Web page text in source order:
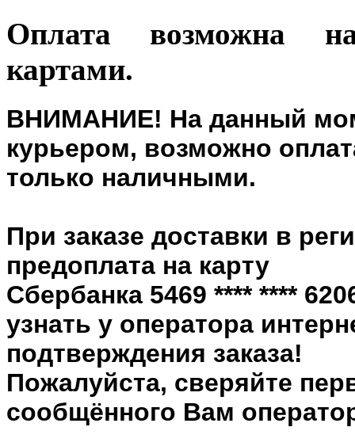
Оплата возможна
картами.
ВНИМАНИЕ! На данный
курьером, возможно
только наличными.
При заказе доставки в
предоплата на карту
Сбербанка 5469 **** ****
узнать у оператора
подтверждения заказа!
Пожалуйста, сверяйте
сообщённого Вам